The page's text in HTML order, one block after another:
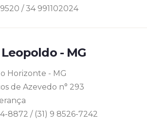
/ 34 991102024
- MG
Horizonte - MG
de Azevedo n° 293
8872 / (31) 9 8526-7242